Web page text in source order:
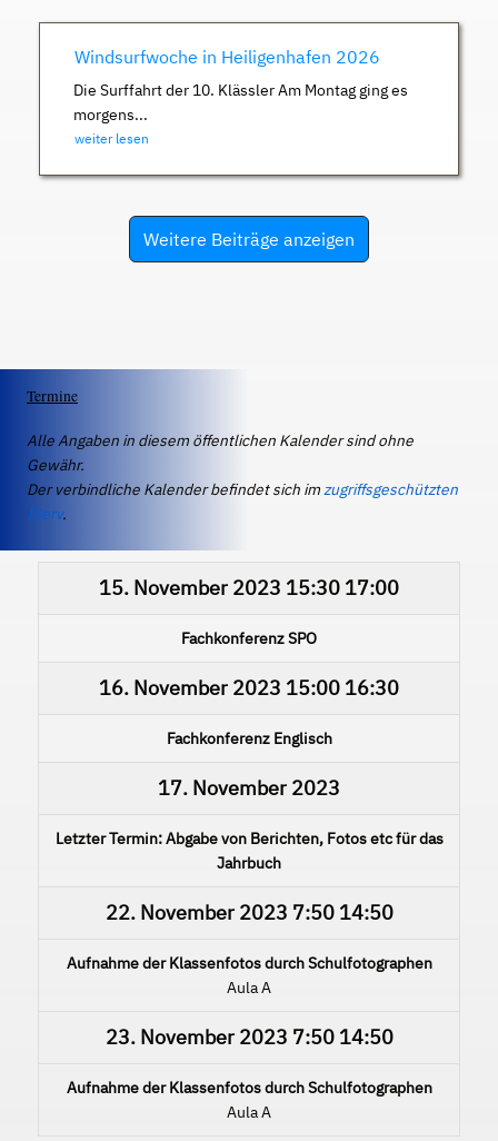
Windsurfwoche in Heiligenhafen 2026
Die Surffahrt der 10. Klässler Am Montag ging es
morgens...
weiter lesen
Weitere Beiträge anzeigen
Termine
Alle Angaben in diesem öffentlichen Kalender sind ohne
Gewähr.
Der verbindliche Kalender befindet sich imzugriffsgeschützten
IServ.
15. November 2023 15:30 17:00
Fachkonferenz SPO
16. November 2023 15:00 16:30
Fachkonferenz Englisch
17. November 2023
Letzter Termin: Abgabe von Berichten, Fotos etc für das
Jahrbuch
22. November 2023 7:50 14:50
Aufnahme der Klassenfotos durch Schulfotographen
Aula A
23. November 2023 7:50 14:50
Aufnahme der Klassenfotos durch Schulfotographen
Aula A